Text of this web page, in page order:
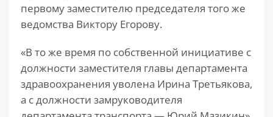
первому заместителю председателя того же
ведомства Виктору Егорову.
«В то же время по собственной инициативе с
должности заместителя главы департамента
здравоохранения уволена Ирина Третьякова,
а с должности замруководителя